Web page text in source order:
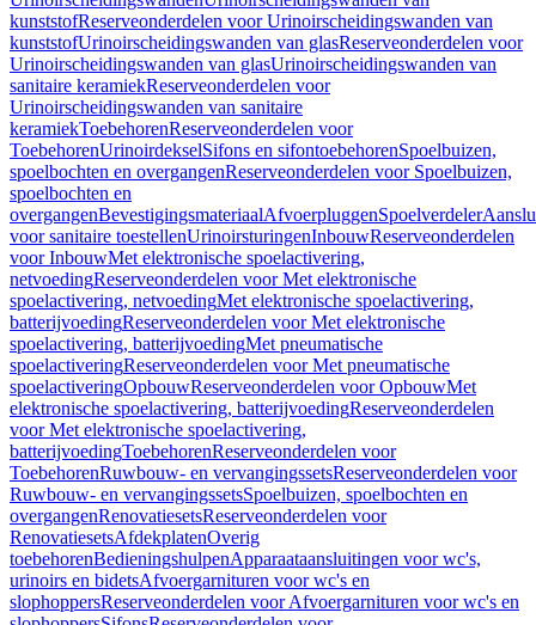
kunststofReserveonderdelen voor Urinoirscheidingswanden van
kunststofUrinoirscheidingswanden van glasReserveonderdelen voor
Urinoirscheidingswanden van glasUrinoirscheidingswanden van
sanitaire keramiekReserveonderdelen voor
Urinoirscheidingswanden van sanitaire
keramiekToebehorenReserveonderdelen voor
ToebehorenUrinoirdekselSifons en sifontoebehorenSpoelbuizen,
spoelbochten en overgangenReserveonderdelen voor Spoelbuizen,
spoelbochten en
overgangenBevestigingsmateriaalAfvoerpluggenSpoelverdeler
voor sanitaire toestellenUrinoirsturingenInbouwReserveonderdelen
voor InbouwMet elektronische spoelactivering,
netvoedingReserveonderdelen voor Met elektronische
spoelactivering, netvoedingMet elektronische spoelactivering,
batterijvoedingReserveonderdelen voor Met elektronische
spoelactivering, batterijvoedingMet pneumatische
spoelactiveringReserveonderdelen voor Met pneumatische
spoelactiveringOpbouwReserveonderdelen voor OpbouwMet
elektronische spoelactivering, batterijvoedingReserveonderdelen
voor Met elektronische spoelactivering,
batterijvoedingToebehorenReserveonderdelen voor
ToebehorenRuwbouw- en vervangingssetsReserveonderdelen voor
Ruwbouw- en vervangingssetsSpoelbuizen, spoelbochten en
overgangenRenovatiesetsReserveonderdelen voor
RenovatiesetsAfdekplatenOverig
toebehorenBedieningshulpenApparaataansluitingen voor wc's,
urinoirs en bidetsAfvoergarnituren voor wc's en
slophoppersReserveonderdelen voor Afvoergarnituren voor wc's en